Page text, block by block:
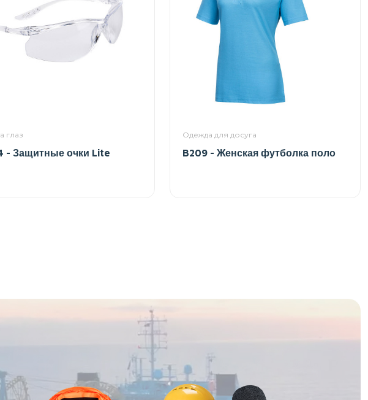
глаз
- Защитные очки Lite
Одежда для досуга
B209 - Женская футболка поло